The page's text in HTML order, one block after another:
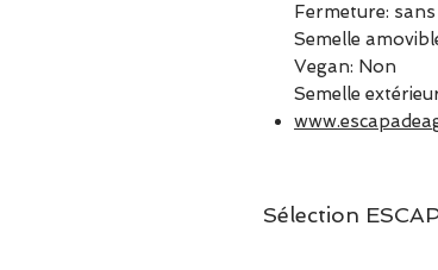
Fermeture: sans
Semelle
Vegan: Non
Semelle
Sélection